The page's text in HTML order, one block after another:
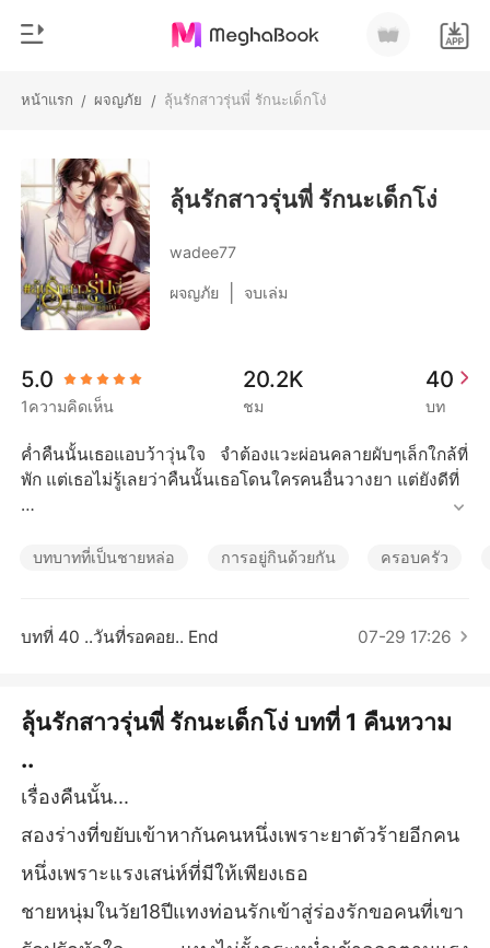
หน้าแรก / ผจญภัย / ลุ้นรักสาวรุ่นพี่ รักนะเด็กโง่
เติมเงิน
ประวัติการอ่าน
ออกจากระบบ
ดาวน์โหลดแอป
หมวดหมู่
สมัยใหม่
ประวัติศาสตร์
โรแมนติก
มหาเศรษฐี
เรื่องสั้นคัดสรร
ลุ้นรักสาวรุ่นพี่ รักนะเด็กโง่
wadee77
ผจญภัย จบเล่ม
5.0
1ความคิดเห็น
20.2K
ชม
40
บท
ค่ำคืนนั้นเธอแอบว้าวุ่นใจ จำต้องแวะผ่อนคลายผับๆเล็กใกล้ที่
พัก แต่เธอไม่รู้เลยว่าคืนนั้นเธอโดนใครคนอื่นวางยา แต่ยังดีที่
ด้วย ร้อนอ่ะ 💘
ก "เดี่ยวพี่จ๋าอย่าพึ่งถอด"
"ฟื้นขึ้นมาอย่าโวยวายนะครับ"
ชายหนุ่มทำตามคนที่เขาแอบรัก ทำทุกอย่างให้เธอหมดฤทธิ์จา
กยาร้าย ก่อนหน้านั้นเข้าพยายามพาเธอไปแช่น้ำแต่เธอลุกพรว
ดพลาดเดินเข้าปลุกปล้ำผมเอง
"ไม่ใช่พระอิฐพระปูนนะบอกเลย
คำคืนนั้นพายุสวาทได้โหมกระหนำแบบที่ไม่เคยเป็นมาเขาเอง
บทบาทที่เป็นชายหล่อ การอยู่กินด้วยกัน ครอบครัว
บทที่ 40 ..วันที่รอคอย.. End 07-29 17:26
ลุ้นรักสาวรุ่นพี่ รักนะเด็กโง่ บทที่ 1 คืนหวาม
..
เรื่องคืนนั้น...
สองร่างที่ขยับเข้าหากันคนหนึ่งเพราะยาตัวร้ายอีกคน
หนึ่งเพราะแรงเสน่ห์ที่มีให้เพียงเธอ
ชายหนุ่มในวัย18ปีแทงท่อนรักเข้าสู่ร่องรักขอคนที่เขา